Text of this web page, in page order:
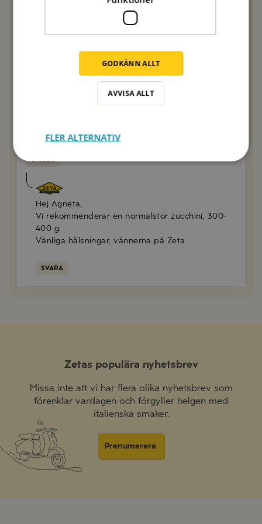
kokar jag pastan ett par minuter till så kanske den
ganska mycket i storlek.
SVARA
Sophie Berlin
Hej Agneta,
Vi rekommenderar en normalstor zucchini, 300-
400 g.
Vänliga hälsningar, vännerna på Zeta
SVARA
Zetas populära nyhetsbrev
Missa inte att vi har flera olika nyhetsbrev som
förenklar vardagen och förgyller helgen med
italienska smaker.
Prenumerera
GODKÄNN ALLT
AVVISA ALLT
FLER ALTERNATIV